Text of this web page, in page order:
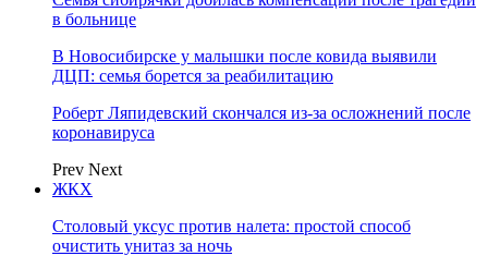
в больнице
В Новосибирске у малышки после ковида выявили
ДЦП: семья борется за реабилитацию
Роберт Ляпидевский скончался из-за осложнений после
коронавируса
Prev Next
ЖКХ
Столовый уксус против налета: простой способ
очистить унитаз за ночь